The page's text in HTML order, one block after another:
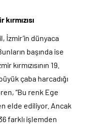
İzmir’in dünyaca
başında ise
kırmızısının 19.
çaba harcadığı
“Bu renk Ege
elde ediliyor. Ancak
farklı işlemden